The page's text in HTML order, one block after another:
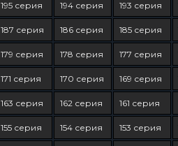
195 серия 194 серия 193 серия
187 серия 186 серия 185 серия
179 серия 178 серия 177 серия
171 серия 170 серия 169 серия
163 серия 162 серия 161 серия
155 серия 154 серия 153 серия